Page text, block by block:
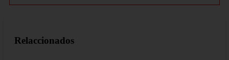
Relaccionados